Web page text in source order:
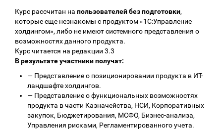
Курс рассчитан на пользователей без подготовки,
которые еще незнакомы с продуктом «1С:Управление
холдингом», либо не имеют системного представления о
возможностях данного продукта.
Курс читается на редакции 3.3
В результате участники получат:
— Представление о позиционировании продукта в ИТ-
ландшафте холдингов.
— Представление о функциональных возможностях
продукта в части Казначейства, НСИ, Корпоративных
закупок, Бюджетирования, МСФО, Бизнес-анализа,
Управления рисками, Регламентированного учета.